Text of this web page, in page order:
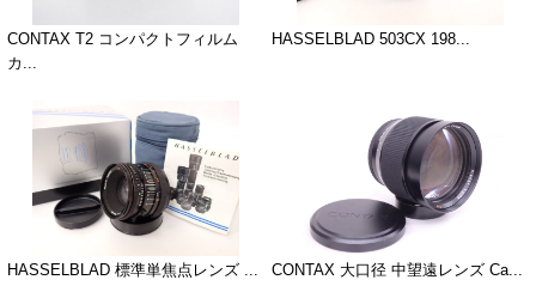
CONTAX T2 コンパクトフィルム
カ...
HASSELBLAD 503CX 198...
HASSELBLAD 標準単焦点レンズ ... CONTAX 大口径 中望遠レンズ Ca...